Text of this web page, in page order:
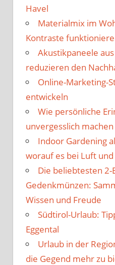
Havel
Materialmix im
Kontraste
Akustikpaneele
reduzieren den
Online-Marketing-
entwickeln
Wie persönliche
unvergesslich
Indoor Gardening
worauf es bei Luft
Die beliebtesten 2-
Gedenkmünzen:
Wissen und Freude
Südtirol-Urlaub:
Eggental
Urlaub in der
die Gegend mehr zu